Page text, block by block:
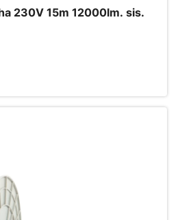
230V 15m 12000lm. sis.